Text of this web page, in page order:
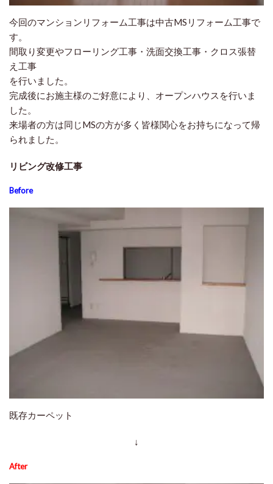
今回のマンションリフォーム工事は中古MSリフォーム工事で
す。
間取り変更やフローリング工事・洗面交換工事・クロス張替
え工事
を行いました。
完成後にお施主様のご好意により、オープンハウスを行いま
した。
来場者の方は同じMSの方が多く皆様関心をお持ちになって帰
られました。
リビング改修工事
Before
既存カーペット
↓
After